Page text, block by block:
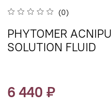
(0)
PHYTOMER
SOLUTION FLUID
6 440 ₽